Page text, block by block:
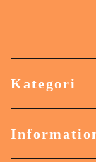
Kategori